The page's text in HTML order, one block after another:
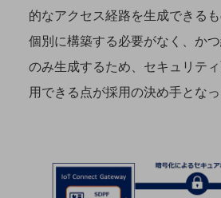
お役立ち資料ダウンロード
トレンド記事特集
IT用語集
中堅中小企業向け
サービス・ソリューション
お悩みから見つけるTOP
ネットワーク
的なアクセス経路を生成できる
個別に構築する必要がなく、か
のみ生成するため、セキュリテ
用できる点が採用の決め手となっ